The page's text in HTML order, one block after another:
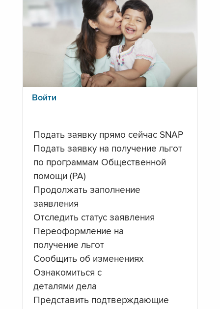
Войти
Подать заявку прямо сейчас SNAP
Подать заявку на получение льгот
по программам Общественной
помощи (PA)
Продолжать заполнение
заявления
Отследить статус заявления
Переоформление на
получение льгот
Сообщить об изменениях
Ознакомиться с
деталями дела
Представить подтверждающие